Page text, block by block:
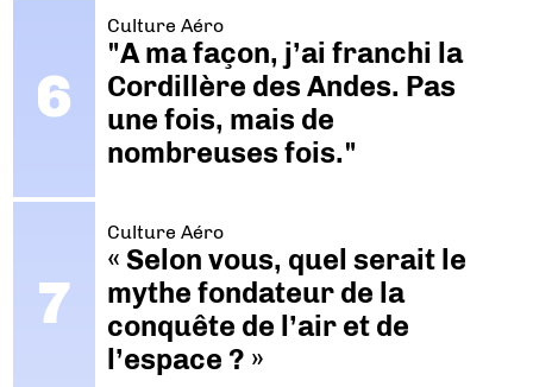
Culture Aéro
"A ma façon, j’ai franchi la
Cordillère des Andes. Pas
une fois, mais de
nombreuses fois."
Culture Aéro
« Selon vous, quel serait le
mythe fondateur de la
conquête de l’air et de
l’espace ? »